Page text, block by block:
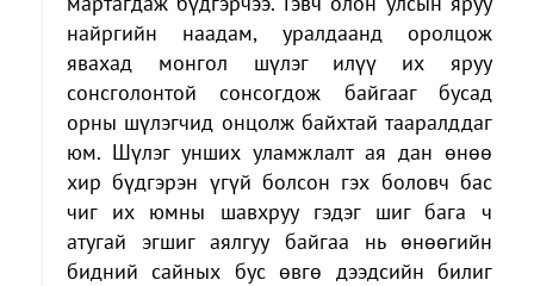
найргийн наадам, уралдаанд оролцож
явахад монгол шүлэг илүү их яруу
сонсголонтой сонсогдож байгааг бусад
орны шүлэгчид онцолж байхтай тааралддаг
юм. Шүлэг унших уламжлалт ая дан өнөө
хир бүдгэрэн үгүй болсон гэх боловч бас
чиг их юмны шавхруу гэдэг шиг бага ч
атугай эгшиг аялгуу байгаа нь өнөөгийн
бидний сайных бус өвгө дээдсийн билиг